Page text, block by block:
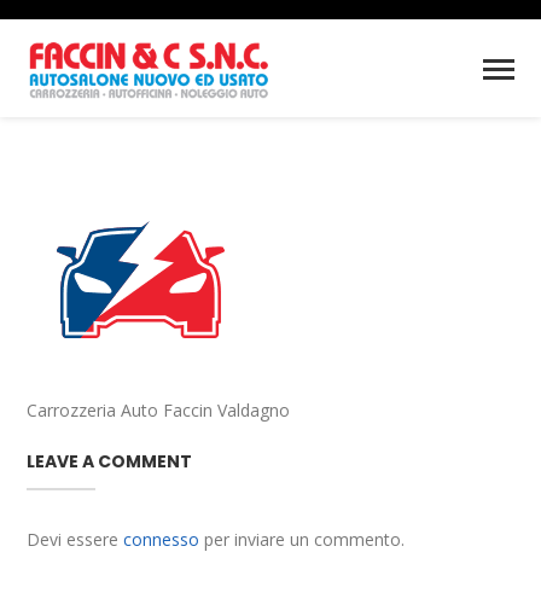
Carrozzeria Auto Faccin Valdagno
LEAVE A COMMENT
Devi essereconnesso per inviare un commento.